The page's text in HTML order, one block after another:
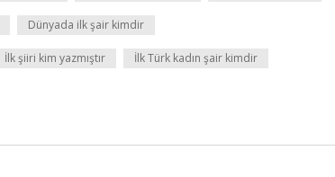
Dünyada ilk şair kimdir
İlk şiiri kim yazmıştır İlk Türk kadın şair kimdir